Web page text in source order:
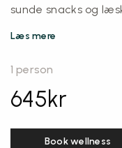
sunde snacks og
Læs mere
1 person
645kr
Book wellness